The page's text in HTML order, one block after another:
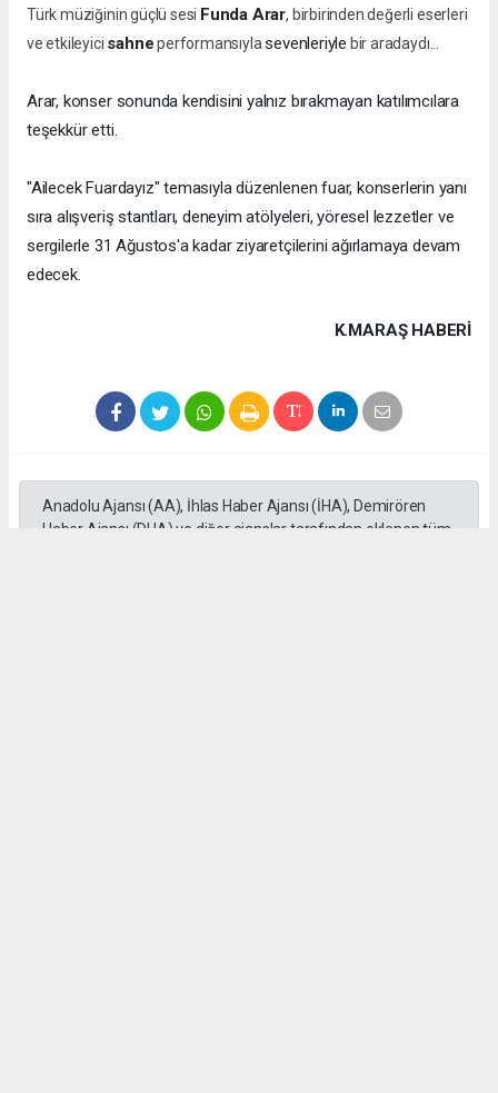
Türk müziğinin güçlü sesi Funda Arar, birbirinden değerli eserleri
ve etkileyici sahneperformansıylasevenleriyle bir aradaydı...
Arar, konser sonunda kendisini yalnız bırakmayan katılımcılara
teşekkür etti.
"Ailecek Fuardayız" temasıyla düzenlenen fuar, konserlerin yanı
sıra alışveriş stantları, deneyim atölyeleri, yöresel lezzetler ve
sergilerle 31 Ağustos'a kadar ziyaretçilerini ağırlamaya devam
edecek.
K.MARAŞ HABERİ
Anadolu Ajansı (AA), İhlas Haber Ajansı (İHA), Demirören
Haber Ajansı (DHA) ve diğer ajanslar tarafından eklenen tüm